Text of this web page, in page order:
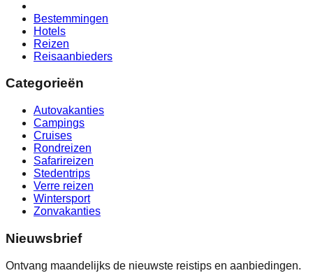
Bestemmingen
Hotels
Reizen
Reisaanbieders
Categorieën
Autovakanties
Campings
Cruises
Rondreizen
Safarireizen
Stedentrips
Verre reizen
Wintersport
Zonvakanties
Nieuwsbrief
Ontvang maandelijks de nieuwste reistips en aanbiedingen.